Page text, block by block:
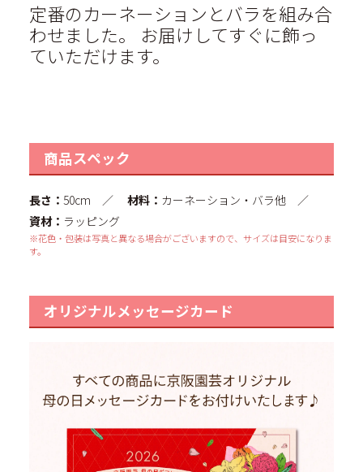
定番のカーネーションとバラを組み合
わせました。 お届けしてすぐに飾っ
ていただけます。
商品スペック
長さ： 50cm ／ 材料： カーネーション・バラ他 ／
資材： ラッピング
※花色・包装は写真と異なる場合がございますので、サイズは目安になりま
す。
オリジナルメッセージカード